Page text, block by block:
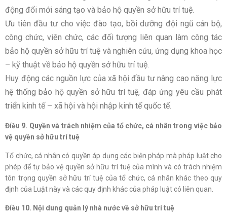
động đổi mới sáng tạo và bảo hộ quyền sở hữu trí tuệ.
Ưu tiên đầu tư cho việc đào tạo, bồi dưỡng đội ngũ cán bộ,
công chức, viên chức, các đối tượng liên quan làm công tác
bảo hộ quyền sở hữu trí tuệ và nghiên cứu, ứng dụng khoa học
– kỹ thuật về bảo hộ quyền sở hữu trí tuệ.
Huy động các nguồn lực của xã hội đầu tư nâng cao năng lực
hệ thống bảo hộ quyền sở hữu trí tuệ, đáp ứng yêu cầu phát
triển kinh tế – xã hội và hội nhập kinh tế quốc tế.
Điều 9. Quyền và trách nhiệm của tổ chức, cá nhân trong việc bảo
vệ quyền sở hữu trí tuệ
Tổ chức, cá nhân có quyền áp dụng các biện pháp mà pháp luật cho
phép để tự bảo vệ quyền sở hữu trí tuệ của mình và có trách nhiệm
tôn trọng quyền sở hữu trí tuệ của tổ chức, cá nhân khác theo quy
định của Luật này và các quy định khác của pháp luật có liên quan.
Điều 10. Nội dung quản lý nhà nước về sở hữu trí tuệ